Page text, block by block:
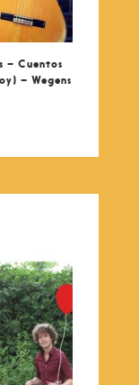
– Cuentos
– Wegens